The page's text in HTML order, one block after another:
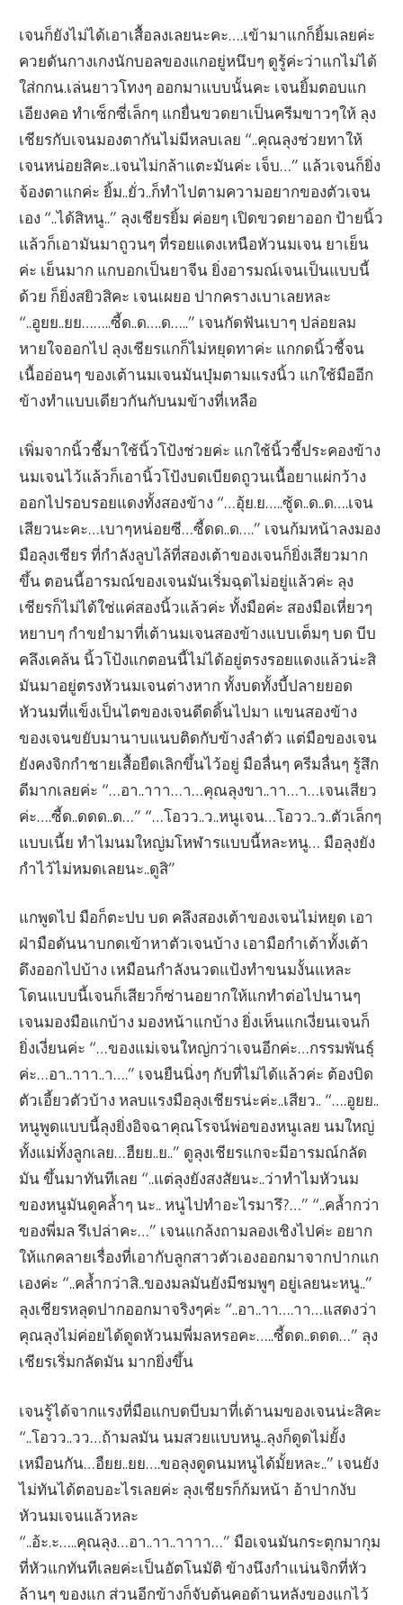
เจนก็ยังไม่ได้เอาเสื้อลงเลยนะคะ….เข้ามาแกก็ยิ้มเลยค่ะ
ควยดันกางเกงนักบอลของแกอยู่หนึบๆ ดูรู้ค่ะว่าแกไม่ได้
ใส่กกน.เล่นยาวโทงๆ ออกมาแบบนั้นคะ เจนยิ้มตอบแก
เอียงคอ ทำเซ็กซี่เล็กๆ แกยื่นขวดยาเป็นครีมขาวๆให้ ลุง
เชียรกับเจนมองตากันไม่มีหลบเลย “..คุณลุงช่วยทาให้
เจนหน่อยสิคะ..เจนไม่กล้าแตะมันค่ะ เจ็บ…” แล้วเจนก็ยิ่ง
จ้องตาแกค่ะ ยิ้ม..ยั่ว..ก็ทำไปตามความอยากของตัวเจน
เอง “..ได้สิหนู..” ลุงเชียรยิ้ม ค่อยๆ เปิดขวดยาออก ป้ายนิ้ว
แล้วก็เอามันมาถูวนๆ ที่รอยแดงเหนือหัวนมเจน ยาเย็น
ค่ะ เย็นมาก แกบอกเป็นยาจีน ยิ่งอารมณ์เจนเป็นแบบนี้
ด้วย ก็ยิ่งสยิวสิคะ เจนเผยอ ปากครางเบาเลยหละ
“..อูยย..ยย……..ซี้ด..ด….ด…..” เจนกัดฟันเบาๆ ปล่อยลม
หายใจออกไป ลุงเชียรแกก็ไม่หยุดทาค่ะ แกกดนิ้วชี้จน
เนื้ออ่อนๆ ของเต้านมเจนมันบุ๋มตามแรงนิ้ว แกใช้มืออีก
ข้างทำแบบเดียวกันกับนมข้างที่เหลือ
เพิ่มจากนิ้วชี้มาใช้นิ้วโป้งช่วยค่ะ แกใช้นิ้วชี้ประคองข้าง
นมเจนไว้แล้วก็เอานิ้วโป้งบดเบียดถูวนเนื้อยาแผ่กว้าง
ออกไปรอบรอยแดงทั้งสองข้าง “…อุ้ย.ย…..ซู้ด..ด..ด….เจน
เสียวนะคะ…เบาๆหน่อยซี…ซี้ดด..ด….” เจนก้มหน้าลงมอง
มือลุงเชียร ที่กำลังลูบไล้ที่สองเต้าของเจนก็ยิ่งเสียวมาก
ขึ้น ตอนนี้อารมณ์ของเจนมันเริ่มฉุดไม่อยู่แล้วค่ะ ลุง
เชียรก็ไม่ได้ใช่แค่สองนิ้วแล้วค่ะ ทั้งมือค่ะ สองมือเหี่ยวๆ
หยาบๆ กำขยำมาที่เต้านมเจนสองข้างแบบเต็มๆ บด บีบ
คลึงเคล้น นิ้วโป้งแกตอนนี้ไม่ได้อยู่ตรงรอยแดงแล้วน่ะสิ
มันมาอยู่ตรงหัวนมเจนต่างหาก ทั้งบดทั้งบี้ปลายยอด
หัวนมที่แข็งเป็นไตของเจนดีดดิ้นไปมา แขนสองข้าง
ของเจนขยับมานาบแนบติดกับข้างลำตัว แต่มือของเจน
ยังคงจิกกำชายเสื้อยืดเลิกขึ้นไว้อยู่ มือลื่นๆ ครีมลื่นๆ รู้สึก
ดีมากเลยค่ะ “…อา..าาา…า…คุณลุงขา..าา…า…เจนเสียว
ค่ะ….ซี้ด..ดดด..ด…” “…โอวว..ว..หนูเจน…โอวว..ว..ตัวเล็กๆ
แบบเนี้ย ทำไมนมใหญ่มโหฬารแบบนี้หละหนู… มือลุงยัง
กำไว้ไม่หมดเลยนะ..ดูสิ”
แกพูดไป มือก็ตะปบ บด คลึงสองเต้าของเจนไม่หยุด เอา
ฝ่ามือดันนาบกดเข้าหาตัวเจนบ้าง เอามือกำเต้าทั้งเต้า
ดึงออกไปบ้าง เหมือนกำลังนวดแป้งทำขนมงั้นแหละ
โดนแบบนี้เจนก็เสียวก็ซ่านอยากให้แกทำต่อไปนานๆ
เจนมองมือแกบ้าง มองหน้าแกบ้าง ยิ่งเห็นแกเงี่ยนเจนก็
ยิ่งเงี่ยนค่ะ “…ของแม่เจนใหญ่กว่าเจนอีกค่ะ…กรรมพันธุ์
ค่ะ…อา..าาา..า….” เจนยืนนิ่งๆ กับที่ไม่ได้แล้วค่ะ ต้องบิด
ตัวเอี้ยวตัวบ้าง หลบแรงมือลุงเชียรน่ะค่ะ..เสียว.. “….อูยย..
หนูพูดแบบนี้ลุงยิ่งอิจฉาคุณโรจน์พ่อของหนูเลย นมใหญ่
ทั้งแม่ทั้งลูกเลย…ฮืยย..ย..” ดูลุงเชียรแกจะมีอารมณ์กลัด
มัน ขึ้นมาทันทีเลย “..แต่ลุงยังสงสัยนะ..ว่าทำไมหัวนม
ของหนูมันดูคล้ำๆ นะ.. หนูไปทำอะไรมารึ?…” “..คล้ำกว่า
ของพี่มล รึเปล่าคะ…” เจนแกล้งถามลองเชิงไปค่ะ อยาก
ให้แกคลายเรื่องที่เอากับลูกสาวตัวเองออกมาจากปากแก
เองค่ะ “..คล้ำกว่าสิ..ของมลมันยังมีชมพูๆ อยู่เลยนะหนู..”
ลุงเชียรหลุดปากออกมาจริงๆค่ะ “..อา..าา….าา…แสดงว่า
คุณลุงไม่ค่อยได้ดูดหัวนมพี่มลหรอคะ…..ซี้ดด..ดดด…” ลุง
เชียรเริ่มกลัดมัน มากยิ่งขึ้น
เจนรู้ได้จากแรงที่มือแกบดบีบมาที่เต้านมของเจนน่ะสิคะ
“..โอวว..วว…ถ้ามลมัน นมสวยแบบหนู..ลุงก็ดูดไม่ยั้ง
เหมือนกัน…อืยย..ยย….ขอลุงดูดนมหนูได้มั้ยหละ..” เจนยัง
ไม่ทันได้ตอบอะไรเลยค่ะ ลุงเชียรก็ก้มหน้า อ้าปากงับ
หัวนมเจนแล้วหละ
“..อ้ะ.ะ…..คุณลุง…อา..าา..าาาา…” มือเจนมันกระตุกมากุม
ที่หัวแกทันทีเลยค่ะเป็นอัตโนมัติ ข้างนึงกำแน่นจิกที่หัว
ล้านๆ ของแก ส่วนอีกข้างก็จับต้นคอด้านหลังของแกไว้